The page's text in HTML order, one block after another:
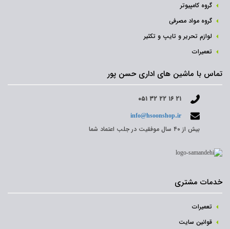
هاب چیست؟
هاب یکی از ارزان‌ترین و متداول‌ترین ابزارها در شبکه های
کامپیوتر به یکدیگر به کار برده می شود.
گروه کامپیوتر
گروه مواد مصرفی
لوازم تحریر و تایپ و تکثیر
تعمیرات
تماس با ماشین های اداری حسن پور
۰۵۱ ۳۲ ۲۲ ۱۶ ۲۱
info@hsoonshop.ir
بیش از ۴۰ سال موفقیت در جلب اعتماد شما
خدمات مشتری
تعمیرات
قوانین سایت